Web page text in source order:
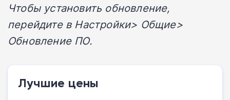
Чтобы установить обновление,
перейдите в Настройки> Общие>
Обновление ПО.
Лучшие цены